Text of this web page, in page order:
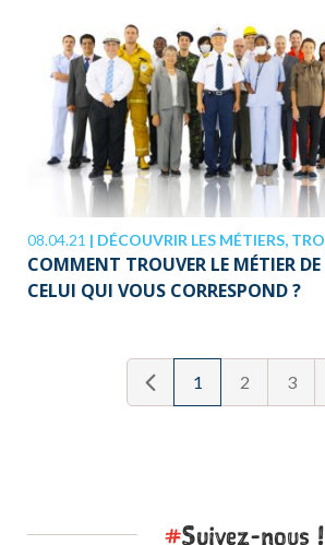
08.04.21 | DÉCOUVRIR LES MÉTIERS,
COMMENT TROUVER LE MÉTIER DE
CELUI QUI VOUS CORRESPOND ?
1 2 3
#Suivez-nous !